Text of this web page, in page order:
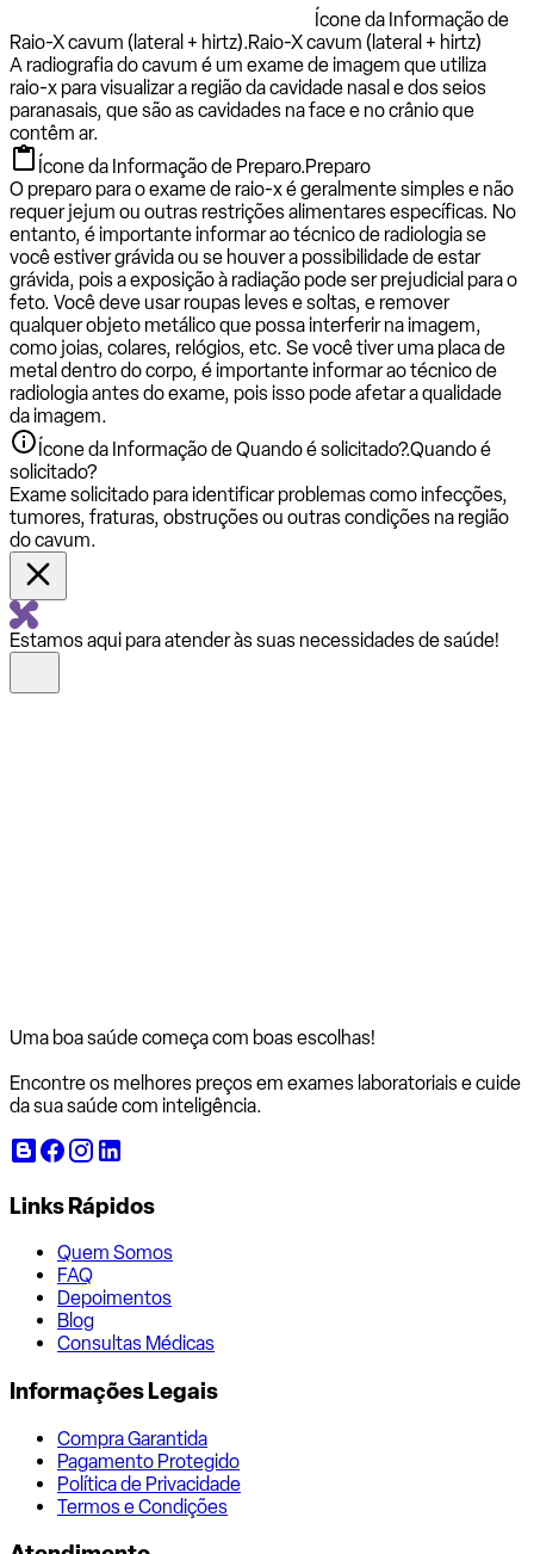
Ícone da Informação de
Raio-X cavum (lateral + hirtz).Raio-X cavum (lateral + hirtz)
A radiografia do cavum é um exame de imagem que utiliza
raio-x para visualizar a região da cavidade nasal e dos seios
paranasais, que são as cavidades na face e no crânio que
contêm ar.
Ícone da Informação de Preparo.Preparo
O preparo para o exame de raio-x é geralmente simples e não
requer jejum ou outras restrições alimentares específicas. No
entanto, é importante informar ao técnico de radiologia se
você estiver grávida ou se houver a possibilidade de estar
grávida, pois a exposição à radiação pode ser prejudicial para o
feto. Você deve usar roupas leves e soltas, e remover
qualquer objeto metálico que possa interferir na imagem,
como joias, colares, relógios, etc. Se você tiver uma placa de
metal dentro do corpo, é importante informar ao técnico de
radiologia antes do exame, pois isso pode afetar a qualidade
da imagem.
Ícone da Informação de Quando é solicitado?.Quando é
solicitado?
Exame solicitado para identificar problemas como infecções,
tumores, fraturas, obstruções ou outras condições na região
do cavum.
Estamos aqui para atender às suas necessidades de saúde!
Uma boa saúde começa com boas escolhas!
Encontre os melhores preços em exames laboratoriais e cuide
da sua saúde com inteligência.
Links Rápidos
Quem Somos
FAQ
Depoimentos
Blog
Consultas Médicas
Informações Legais
Compra Garantida
Pagamento Protegido
Política de Privacidade
Termos e Condições